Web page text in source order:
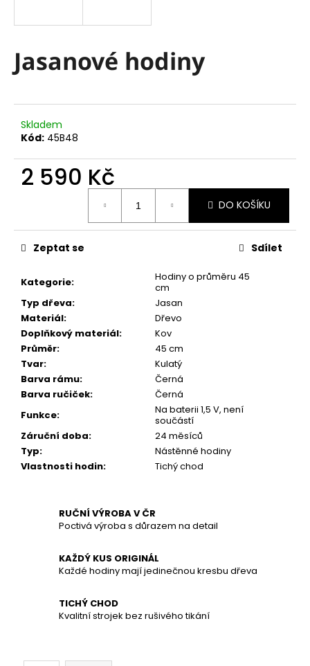
Jasanové hodiny
Skladem
Kód: 45B48
2 590 Kč
DO KOŠÍKU
Kategorie:
Hodiny o průměru 45
cm
Typ dřeva:
Jasan
Materiál:
Dřevo
Doplňkový materiál:
Kov
Průměr:
45 cm
Tvar:
Kulatý
Barva rámu:
Černá
Barva ručiček:
Černá
Funkce:
Na baterii 1,5 V, není
součástí
Záruční doba:
24 měsíců
Typ:
Nástěnné hodiny
Vlastnosti hodin: Tichý chod
Zeptat se Sdílet
RUČNÍ VÝROBA V ČR
Poctivá výroba s důrazem na detail
KAŽDÝ KUS ORIGINÁL
Každé hodiny mají jedinečnou kresbu dřeva
TICHÝ CHOD
Kvalitní strojek bez rušivého tikání
í
t
HLEDAT
o
p
u
u
e
m
e